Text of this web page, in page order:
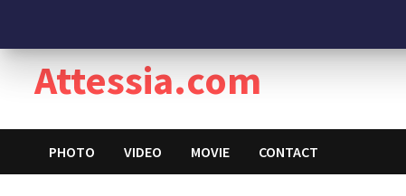
contentAttessia.com
PHOTO VIDEO MOVIE CONTACT